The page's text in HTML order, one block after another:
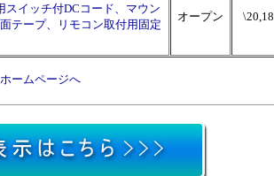
イッチ付DCコード、マウン
テープ、リモコン取付用固定
オープン
ームページへ